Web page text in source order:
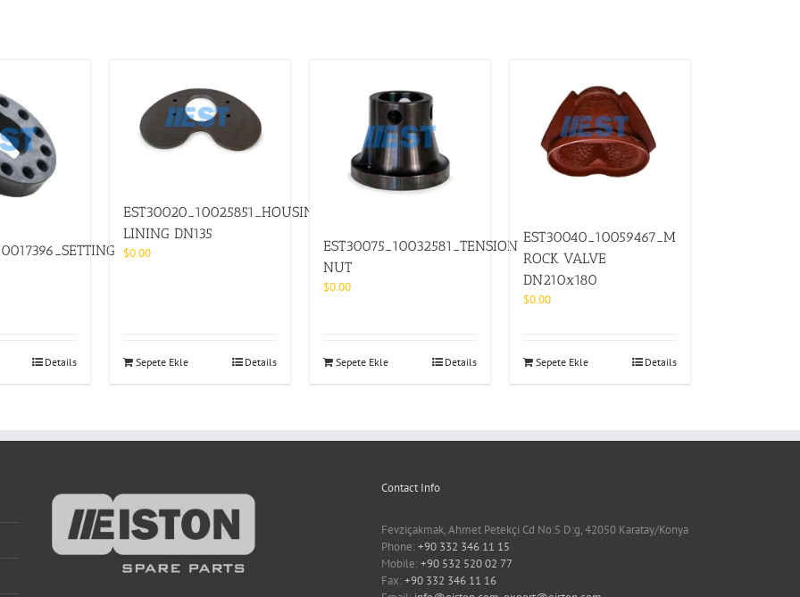
Details
EST30020_10025851_HOUSING
LINING DN135
$0.00
Sepete Ekle Details
EST30075_10032581_TENSION
NUT
$0.00
Sepete Ekle Details
EST30040_10059467_M
ROCK VALVE
DN210x180
$0.00
Sepete Ekle Details
Contact Info
Fevziçakmak, Ahmet Petekçi Cd No:5 D:g, 42050 Karatay/Konya
Phone:+90 332 346 11 15
Mobile:+90 532 520 02 77
Fax:+90 332 346 11 16